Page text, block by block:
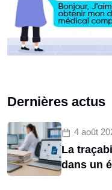
Dernières actus
4 août
La
dans un